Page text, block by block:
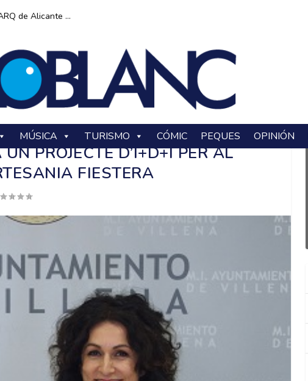
de Alicante ...
MÚSICA TURISMO CÓMIC PEQUES OPINIÓN
PROJECTE D’I+D+I PER AL
FIESTERA